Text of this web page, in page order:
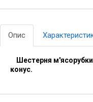
Опис
Шестерня
конус.